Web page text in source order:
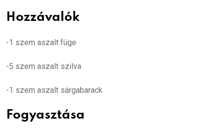
Hozzávalók
-1 szem aszalt füge
-5 szem aszalt szilva
-1 szem aszalt sárgabarack
Fogyasztása